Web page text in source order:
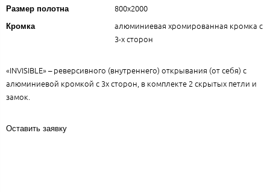
Размер полотна 800х2000
Кромка
алюминиевая хромированная кромка с
3-х сторон
«INVISIBLE» – реверсивного (внутреннего) открывания (от себя) с
алюминиевой кромкой с 3х сторон, в комплекте 2 скрытых петли и
замок.
Оставить заявку